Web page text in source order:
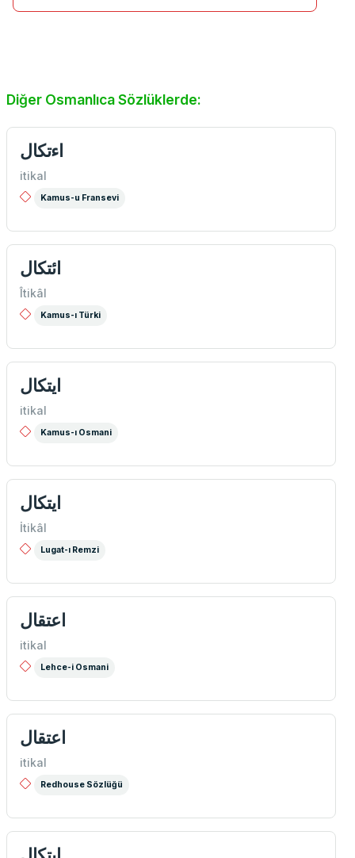
Diğer Osmanlıca Sözlüklerde:
اءتكال
itikal
Kamus-u Fransevi
ائتكال
Îtikâl
Kamus-ı Türki
ايتكال
itikal
Kamus-ı Osmani
ايتكال
İtikâl
Lugat-ı Remzi
اعتقال
itikal
Lehce-i Osmani
اعتقال
itikal
Redhouse Sözlüğü